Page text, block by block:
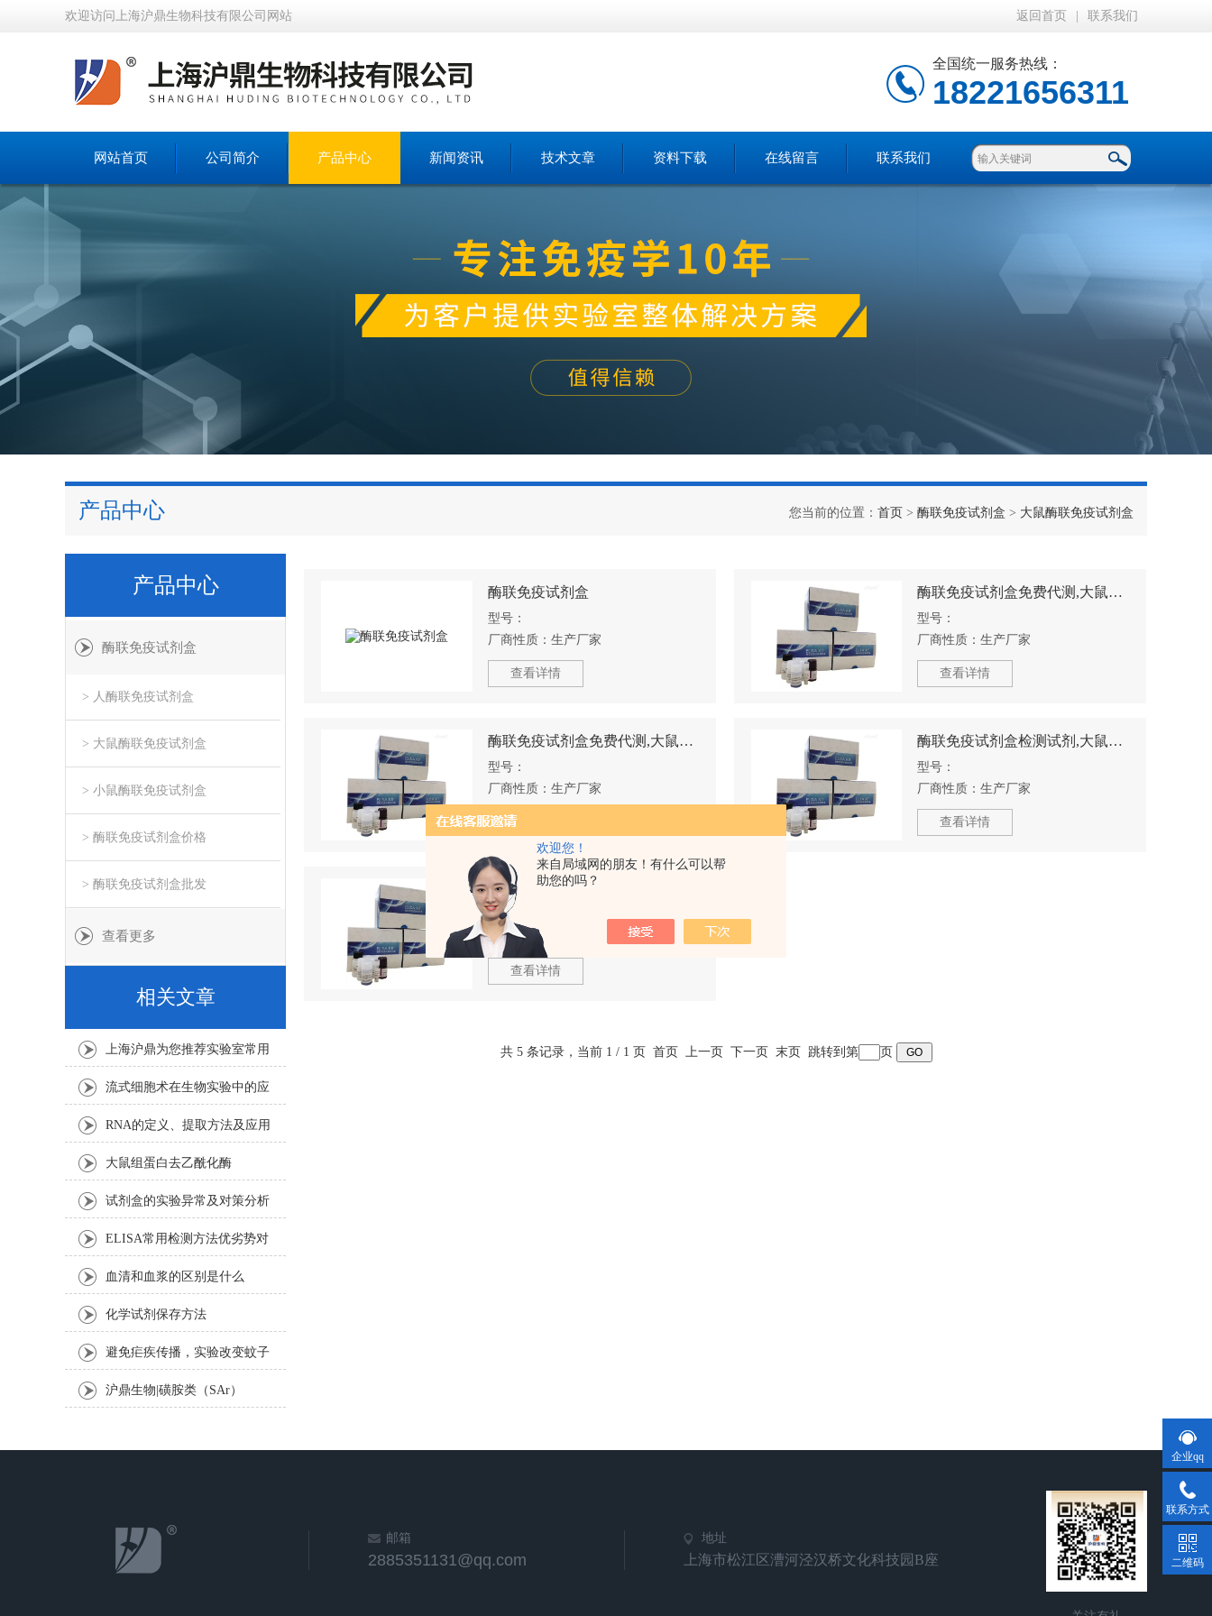
欢迎您！
来自局域网的朋友！有什么可以帮
助您的吗？
欢迎访问上海沪鼎生物科技有限公司网站 返回首页 联系我们
全国统一服务热线：
18221656311
网站首页 公司简介 产品中心 新闻资讯 技术文章 资料下载 在线留言 联系我们
产品中心 您当前的位置： 首页 > 酶联免疫试剂盒 > 大鼠酶联免疫试剂盒
产品中心
酶联免疫试剂盒
> 人酶联免疫试剂盒
> 大鼠酶联免疫试剂盒
> 小鼠酶联免疫试剂盒
> 酶联免疫试剂盒价格
> 酶联免疫试剂盒批发
查看更多
相关文章
上海沪鼎为您推荐实验室常用
几款胎牛血清,您会怎么选?
流式细胞术在生物实验中的应
用
RNA的定义、提取方法及应用
大鼠组蛋白去乙酰化酶
（HDAC）ELISA试剂盒产品
试剂盒的实验异常及对策分析
ELISA常用检测方法优劣势对
比
血清和血浆的区别是什么
化学试剂保存方法
避免疟疾传播，实验改变蚊子
性别构造
沪鼎生物|磺胺类（SAr）
酶联免疫试剂盒
型号：
厂商性质： 生产厂家
查看详情
酶联免疫试剂盒免费代测,大鼠胰岛素自身抗体酶联免疫试剂盒免费代测
型号：
厂商性质：生产厂家
查看详情
酶联免疫试剂盒免费代测,大鼠血管素4酶联免疫试剂盒免费代测
型号：
厂商性质： 生产厂家
查看详情
酶联免疫试剂盒检测试剂,大鼠γ干扰素酶联免疫试剂盒检测试剂
型号：
厂商性质：生产厂家
查看详情
型号：
厂商性质：
查看详情
共 5 条记录，当前 1 / 1 页 首页 上一页 下一页 末页 跳转到第 页
邮箱
2885351131@qq.com
地址
上海市松江区漕河泾汉桥文化科技园B座
企业qq
联系方式
二维码